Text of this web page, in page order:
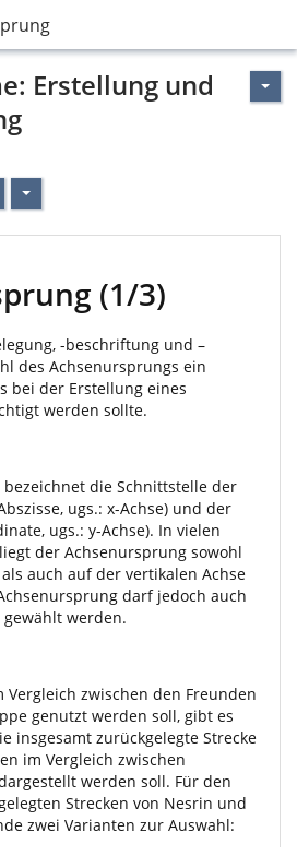
Erstellung und
(1/3)
-beschriftung und –
des Achsenursprungs ein
bei der Erstellung eines
werden sollte.
die Schnittstelle der
ugs.: x-Achse) und der
ugs.: y-Achse). In vielen
der Achsenursprung sowohl
auch auf der vertikalen Achse
darf jedoch auch
werden.
Vergleich zwischen den Freunden
genutzt werden soll, gibt es
insgesamt zurückgelegte Strecke
im Vergleich zwischen
werden soll. Für den
Strecken von Nesrin und
zwei Varianten zur Auswahl: